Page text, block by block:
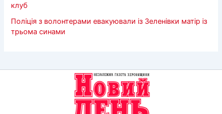
клуб
Поліція з волонтерами евакуювали із Зеленівки матір із
трьома синами